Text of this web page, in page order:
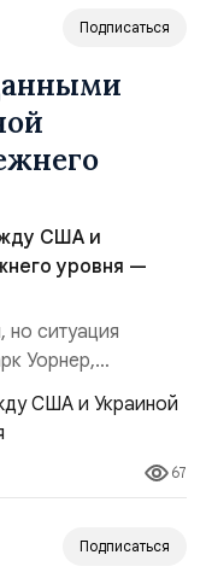
Подписаться
США и
уровня —
но ситуация
Уорнер,
разведке,
беспилотников и
ей наносить
и укрепило её
США стало
67
Подписаться